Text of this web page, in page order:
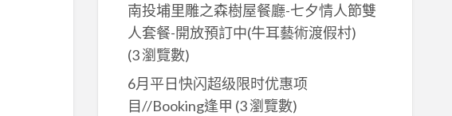
南投埔里雕之森樹屋餐廳-七夕情人節雙
人套餐-開放預訂中(牛耳藝術渡假村)
(3 瀏覽數)
6月平日快闪超级限时优惠项
目//Booking逢甲 (3 瀏覽數)